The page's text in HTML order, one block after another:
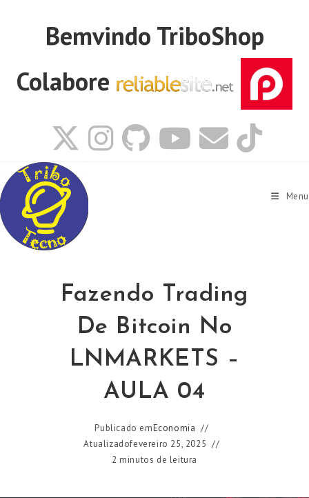
Bemvindo TriboShop
Colabore
Menu
Fazendo Trading
De Bitcoin No
LNMARKETS –
AULA 04
Publicado emEconomia
Atualizadofevereiro 25, 2025
2 minutos de leitura